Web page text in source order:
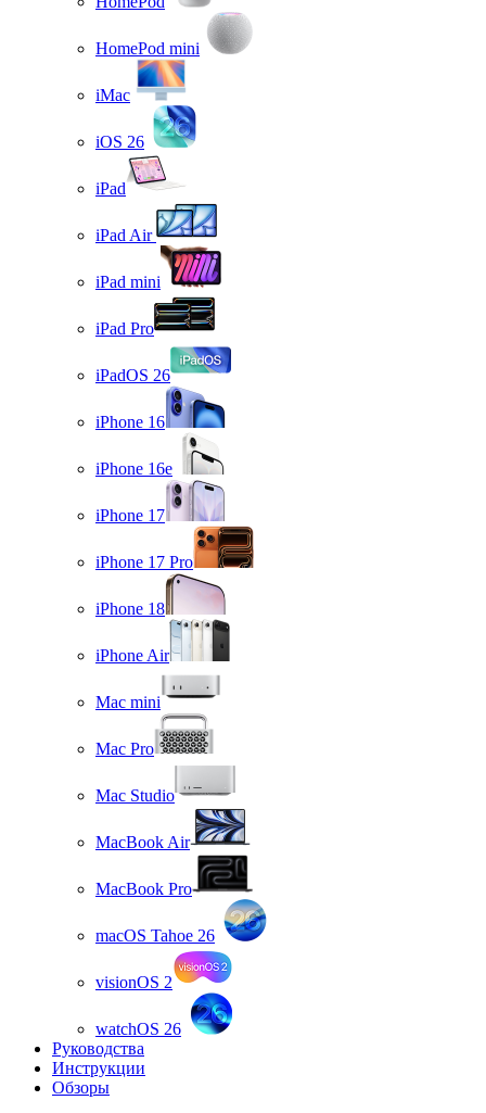
HomePod mini
iMac
iOS 26
iPad
iPad Air
iPad mini
iPad Pro
iPadOS 26
iPhone 16
iPhone 16e
iPhone 17
iPhone 17 Pro
iPhone 18
iPhone Air
Mac mini
Mac Pro
Mac Studio
MacBook Air
MacBook Pro
macOS Tahoe 26
visionOS 2
watchOS 26
Руководства
Инструкции
Обзоры